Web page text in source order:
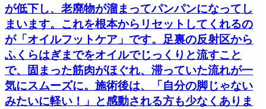
が低下し、老廃物が溜まってパンパンになってし
まいます。これを根本からリセットしてくれるの
が「オイルフットケア」です。足裏の反射区から
ふくらはぎまでをオイルでじっくりと流すこと
で、固まった筋肉がほぐれ、滞っていた流れが一
気にスムーズに。施術後は、「自分の脚じゃない
みたいに軽い！」と感動される方も少なくありま